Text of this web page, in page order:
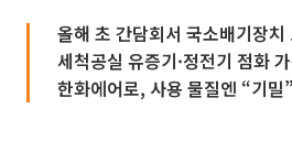
올해 초 간담회서 국소배기장치
세척공실 유증기·정전기 점화
한화에어로, 사용 물질엔 “기밀